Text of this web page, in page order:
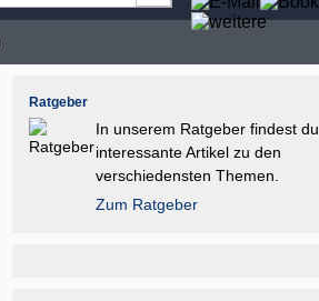
Ratgeber
In unserem Ratgeber findest du
interessante Artikel zu den
verschiedensten Themen.
Zum Ratgeber